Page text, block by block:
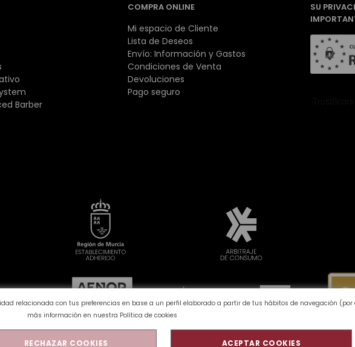
relacionada con tus preferencias en base a un perfil elaborado a partir de tus hábitos de navegación
más información en nuestra Política de cookies
RECHAZAR COOKIES ACEPTAR COOKIES
Barber
COMPRA ONLINE
Mi espacio de Cliente
Lista de Deseos
Envío: Información y Gastos
Condiciones de Venta
Devoluciones
Pago seguro
SU